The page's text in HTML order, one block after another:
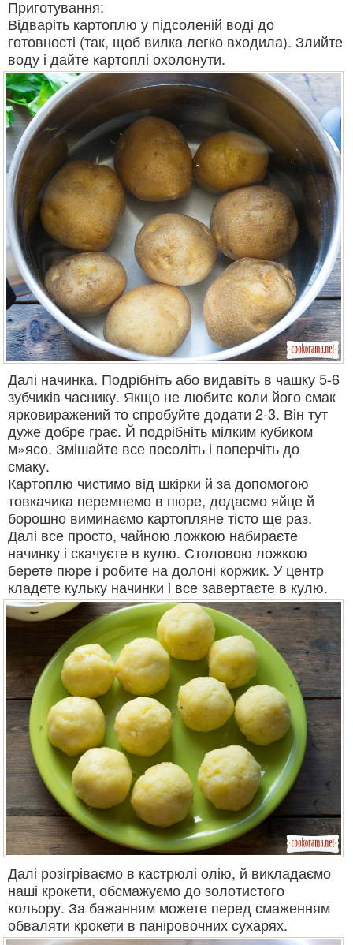
Приготування:
Відваріть картоплю у підсоленій воді до
готовності (так, щоб вилка легко входила). Злийте
воду і дайте картоплі охолонути.
Далі начинка. Подрібніть або видавіть в чашку 5-6
зубчиків часнику. Якщо не любите коли його смак
ярковиражений то спробуйте додати 2-3. Він тут
дуже добре грає. Й подрібніть мілким кубиком
м»ясо. Змішайте все посоліть і поперчіть до
смаку.
Картоплю чистимо від шкірки й за допомогою
товкачика перемнемо в пюре, додаємо яйце й
борошно виминаємо картопляне тісто ще раз.
Далі все просто, чайною ложкою набираєте
начинку і скачуєте в кулю. Столовою ложкою
берете пюре і робите на долоні коржик. У центр
кладете кульку начинки і все завертаєте в кулю.
Далі розігріваємо в кастрюлі олію, й викладаємо
наші крокети, обсмажуємо до золотистого
кольору. За бажанням можете перед смаженням
обваляти крокети в паніровочних сухарях.